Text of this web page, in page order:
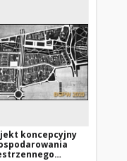
koncepcyjny